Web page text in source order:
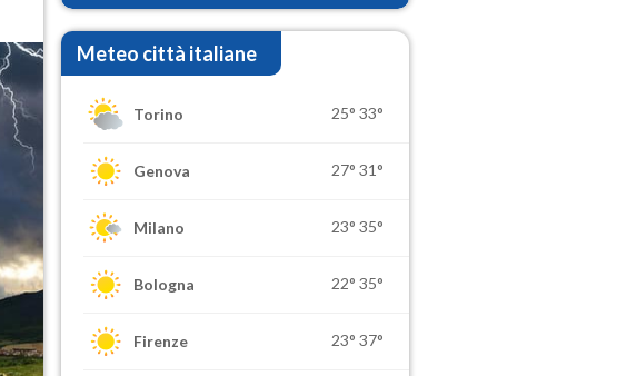
Meteo città italiane
Torino 25° 33°
Genova 27° 31°
Milano 23° 35°
Bologna 22° 35°
Firenze 23° 37°